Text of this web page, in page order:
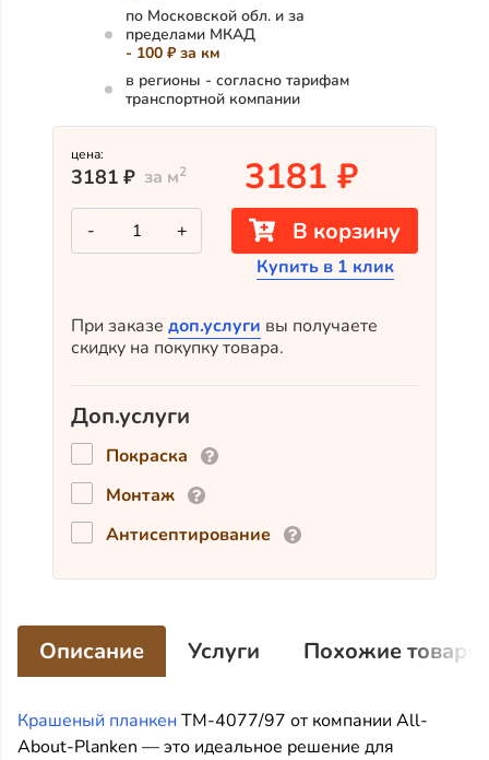
по Московской обл. и за
пределами МКАД
- 100 ₽ за км
в регионы - согласно тарифам
транспортной компании
цена:
3181 ₽ за м2 3181 ₽
-
Количество
товара
Крашеный
TM-
4077/97
(лак
+ В корзину
Купить в 1 клик
При заказе доп.услуги вы получаете
скидку на покупку товара.
Доп.услуги
Покраска
Монтаж
Антисептирование
Описание Услуги Похожие товары
Крашеный планкенTM-4077/97 от компании All-
About-Planken — это идеальное решение для